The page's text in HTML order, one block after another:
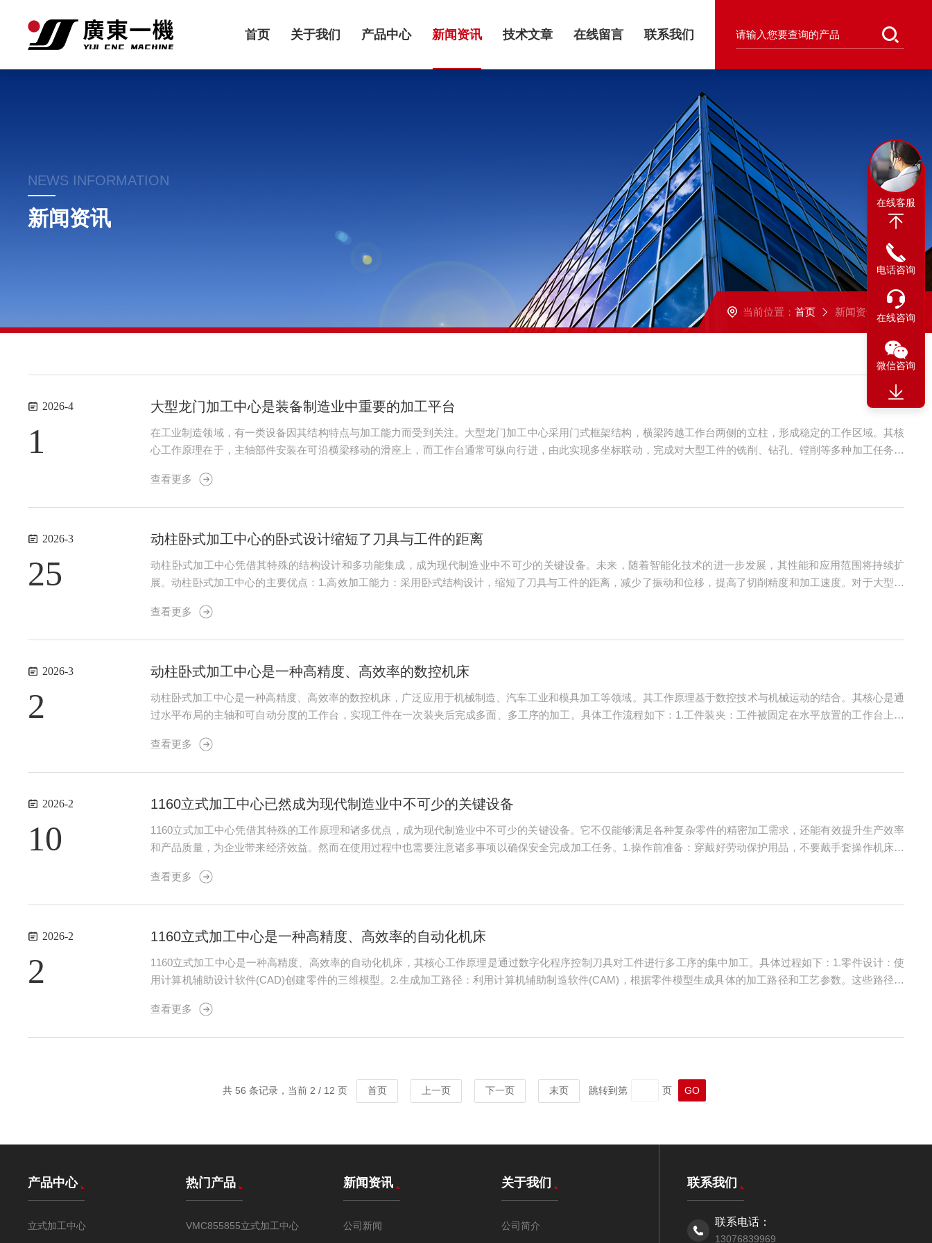
首页 关于我们 产品中心 新闻资讯 技术文章 在线留言 联系我们
NEWS INFORMATION
新闻资讯
当前位置： 首页 新闻资讯
2026-4
1
大型龙门加工中心是装备制造业中重要的加工平台
在工业制造领域，有一类设备因其结构特点与加工能力而受到关注。大型龙门加工中心采用门式框架结构，横梁跨越工作台两侧的立柱，形成稳定的工作区域。其核
心工作原理在于，主轴部件安装在可沿横梁移动的滑座上，而工作台通常可纵向行进，由此实现多坐标联动，完成对大型工件的铣削、钻孔、镗削等多种加工任务。
运动与工作台或滑枕的进给运动相结合，能够处理尺寸...
查看更多
2026-3
25
动柱卧式加工中心的卧式设计缩短了刀具与工件的距离
动柱卧式加工中心凭借其特殊的结构设计和多功能集成，成为现代制造业中不可少的关键设备。未来，随着智能化技术的进一步发展，其性能和应用范围将持续扩
展。动柱卧式加工中心的主要优点：1.高效加工能力：采用卧式结构设计，缩短了刀具与工件的距离，减少了振动和位移，提高了切削精度和加工速度。对于大型零
刚性与稳定性：动柱式结构为工件提供了稳固支撑，...
查看更多
2026-3
2
动柱卧式加工中心是一种高精度、高效率的数控机床
动柱卧式加工中心是一种高精度、高效率的数控机床，广泛应用于机械制造、汽车工业和模具加工等领域。其工作原理基于数控技术与机械运动的结合。其核心是通
过水平布局的主轴和可自动分度的工作台，实现工件在一次装夹后完成多面、多工序的加工。具体工作流程如下：1.工件装夹：工件被固定在水平放置的工作台上，
3.切削加工：主轴由伺服电机驱动高速旋转，带...
查看更多
2026-2
10
1160立式加工中心已然成为现代制造业中不可少的关键设备
1160立式加工中心凭借其特殊的工作原理和诸多优点，成为现代制造业中不可少的关键设备。它不仅能够满足各种复杂零件的精密加工需求，还能有效提升生产效率
和产品质量，为企业带来经济效益。然而在使用过程中也需要注意诸多事项以确保安全完成加工任务。1.操作前准备：穿戴好劳动保护用品，不要戴手套操作机床；
运动部件；测量工件需在停机状态下进行；避...
查看更多
2026-2
2
1160立式加工中心是一种高精度、高效率的自动化机床
1160立式加工中心是一种高精度、高效率的自动化机床，其核心工作原理是通过数字化程序控制刀具对工件进行多工序的集中加工。具体过程如下：1.零件设计：使
用计算机辅助设计软件(CAD)创建零件的三维模型。2.生成加工路径：利用计算机辅助制造软件(CAM)，根据零件模型生成具体的加工路径和工艺参数。这些路径和
保无误后启动加工。4.自动换...
查看更多
共 56 条记录，当前 2 / 12 页 首页 上一页 下一页 末页 跳转到第 页
联系我们
联系电话：
13076839969
产品中心
立式加工中心
热门产品
VMC855855立式加工中心
新闻资讯
公司新闻
关于我们
公司简介
在线客服
电话咨询
在线咨询
微信咨询